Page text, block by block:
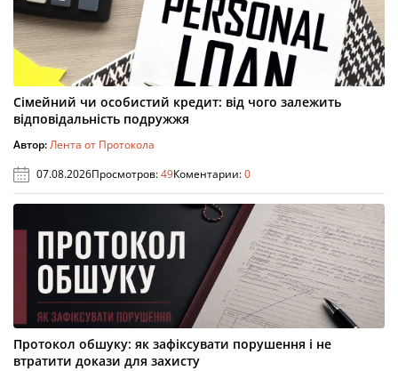
Сімейний чи особистий кредит: від чого залежить
відповідальність подружжя
Автор:Лента от Протокола
07.08.2026Просмотров:49Коментарии:0
Протокол обшуку: як зафіксувати порушення і не
втратити докази для захисту